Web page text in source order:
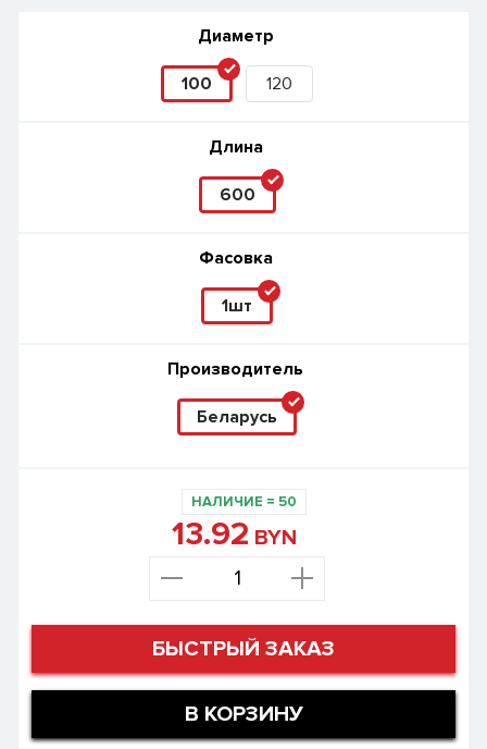
НАЛИЧИЕ = 50
13.92 BYN
БЫСТРЫЙ ЗАКАЗ
В КОРЗИНУ
Диаметр
100 120
Длина
600
Фасовка
1шт
Производитель
Беларусь